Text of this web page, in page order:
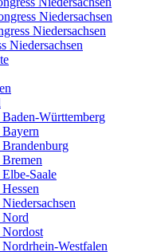
Niedersachsen
Niedersachsen
Niedersachsen
Württemberg
Saale
Nord
Nordost
Westfalen